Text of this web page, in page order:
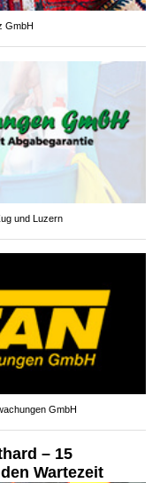
GmbH
und Luzern
GmbH
– 15
Wartezeit